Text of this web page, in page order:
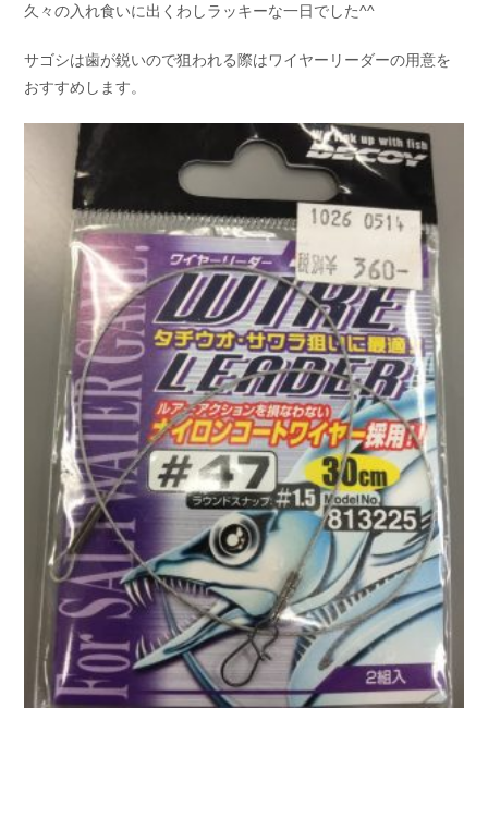
久々の入れ食いに出くわしラッキーな一日でした^^
サゴシは歯が鋭いので狙われる際はワイヤーリーダーの用意を
おすすめします。